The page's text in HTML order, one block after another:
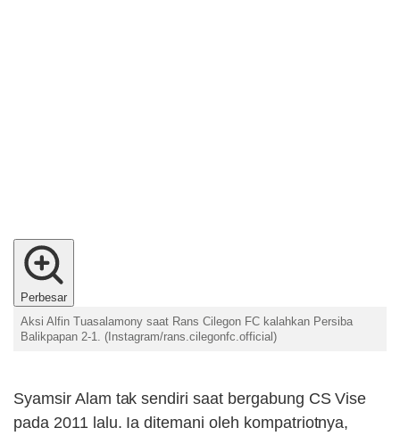
Perbesar
Aksi Alfin Tuasalamony saat Rans Cilegon FC kalahkan Persiba
Balikpapan 2-1. (Instagram/rans.cilegonfc.official)
Syamsir Alam tak sendiri saat bergabung CS Vise
pada 2011 lalu. Ia ditemani oleh kompatriotnya,